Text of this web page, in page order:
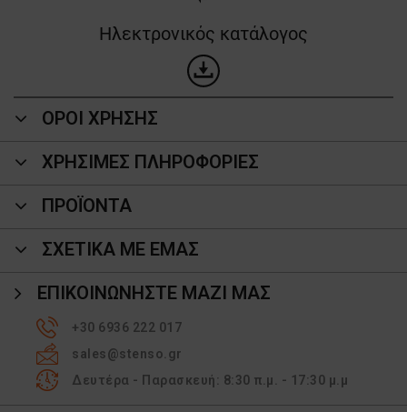
Ηλεκτρονικός κατάλογος
ΟΡΟΙ ΧΡΗΣΗΣ
ΧΡΗΣΙΜΕΣ ΠΛΗΡΟΦΟΡΙΕΣ
ΠΡΟΪΌΝΤΑ
ΣΧΕΤΙΚΑ ΜΕ ΕΜΑΣ
ΕΠΙΚΟΙΝΩΝΉΣΤΕ ΜΑΖΊ ΜΑΣ
+30 6936 222 017
sales@stenso.gr
Δευτέρα - Παρασκευή: 8:30 π.μ. - 17:30 μ.μ